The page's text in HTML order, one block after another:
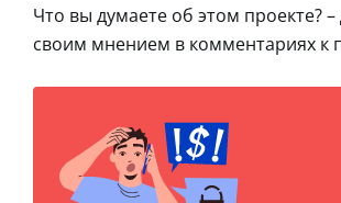
Что вы думаете об этом проекте? –
своим мнением в комментариях к